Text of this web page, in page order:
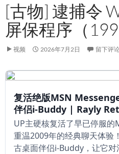
[古物] 逮捕令
屏保程序（
视频 2026年7月2日 留下评
复活绝版MSN
伴侣i-Buddy | Rayly
UP主硬核复活了早已停服
重温2009年的经典聊天体验
古桌面伴侣i-Buddy，让它对